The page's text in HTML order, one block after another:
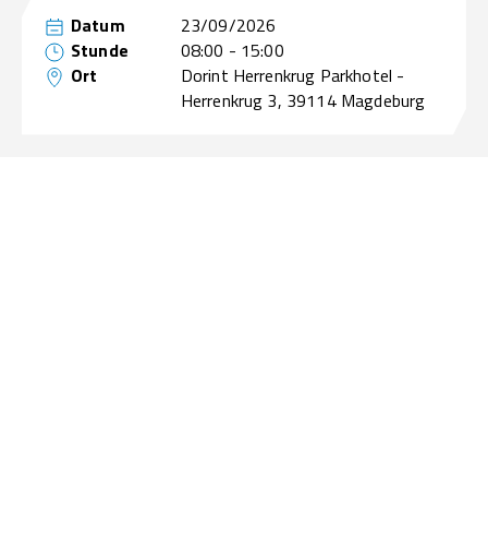
Datum
23/09/2026
Stunde
08:00 - 15:00
Ort
Dorint Herrenkrug Parkhotel -
Herrenkrug 3, 39114 Magdeburg